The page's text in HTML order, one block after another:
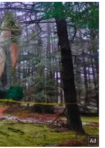
2 a 1, repetindo a
Do outro
por 2 a 1, com
Júnior.
levaram a
por 2 a 1.
do Mundo de
City. O City abriu
com gols
ainda